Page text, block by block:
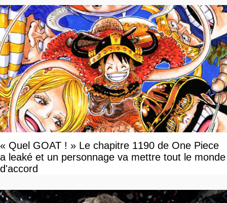
« Quel GOAT ! » Le chapitre 1190 de One Piece
a leaké et un personnage va mettre tout le monde
d'accord